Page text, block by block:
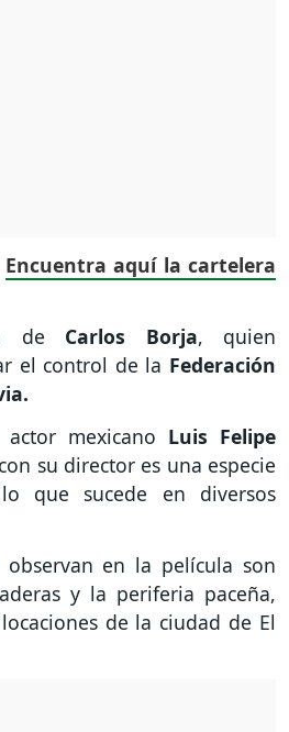
Encuentra aquí la cartelera
de Carlos Borja, quien
el control de la Federación
mexicano Luis Felipe
su director es una especie
que sucede en diversos
observan en la película son
y la periferia paceña,
de la ciudad de El